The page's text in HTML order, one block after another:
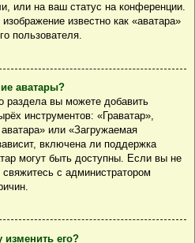
или на ваш статус на конференции.
известно как «аватара»
пользователя.
аватары?
раздела вы можете добавить
инструментов: «Граватар»,
или «Загружаемая
включена ли поддержка
могут быть доступны. Если вы не
с администратором
изменить его?